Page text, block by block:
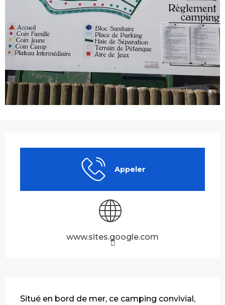
Appeler
www.sites.google.com
Situé en bord de mer, ce camping convivial,